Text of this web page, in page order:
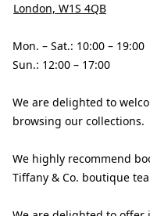
London, W1S 4QB
Mon. – Sat.: 10:00 – 19:00
Sun.: 12:00 – 17:00
We are delighted to
browsing our collections.
We highly recommend
Tiffany & Co. boutique